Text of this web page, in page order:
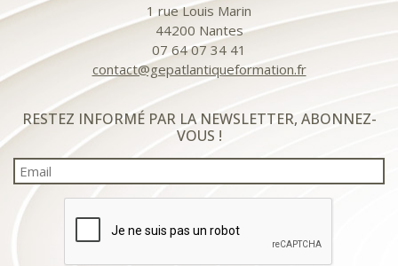
1 rue Louis Marin
44200 Nantes
07 64 07 34 41
contact@gepatlantiqueformation.fr
RESTEZ INFORMÉ PAR LA NEWSLETTER, ABONNEZ-
VOUS !